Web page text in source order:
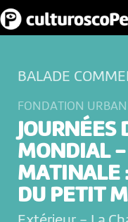
BALADE
FONDATION
JOURNÉES
MONDIAL
MATINALE
DU PETIT